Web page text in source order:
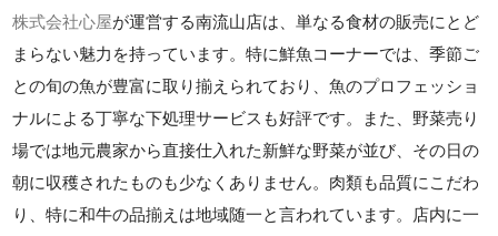
株式会社心屋が運営する南流山店は、単なる食材の販売にとど
まらない魅力を持っています。特に鮮魚コーナーでは、季節ご
との旬の魚が豊富に取り揃えられており、魚のプロフェッショ
ナルによる丁寧な下処理サービスも好評です。また、野菜売り
場では地元農家から直接仕入れた新鮮な野菜が並び、その日の
朝に収穫されたものも少なくありません。肉類も品質にこだわ
り、特に和牛の品揃えは地域随一と言われています。店内に一